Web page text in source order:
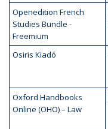
Openedition French
Studies Bundle -
Freemium
Osiris Kiadó
Oxford Handbooks
Online (OHO) – Law